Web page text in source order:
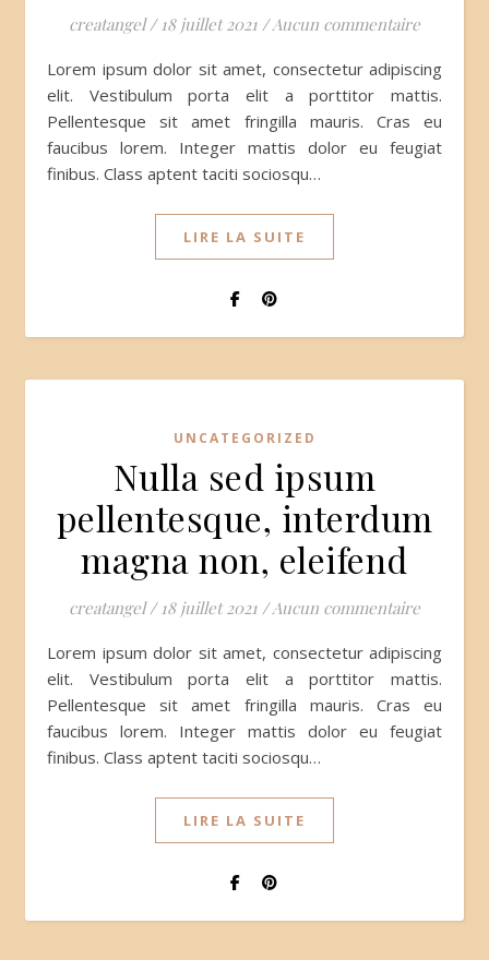
creatangel / 18 juillet 2021 / Aucun commentaire
Lorem ipsum dolor sit amet, consectetur adipiscing
elit. Vestibulum porta elit a porttitor mattis.
Pellentesque sit amet fringilla mauris. Cras eu
faucibus lorem. Integer mattis dolor eu feugiat
finibus. Class aptent taciti sociosqu…
LIRE LA SUITE
UNCATEGORIZED
Nulla sed ipsum
pellentesque, interdum
magna non, eleifend
creatangel / 18 juillet 2021 / Aucun commentaire
Lorem ipsum dolor sit amet, consectetur adipiscing
elit. Vestibulum porta elit a porttitor mattis.
Pellentesque sit amet fringilla mauris. Cras eu
faucibus lorem. Integer mattis dolor eu feugiat
finibus. Class aptent taciti sociosqu…
LIRE LA SUITE